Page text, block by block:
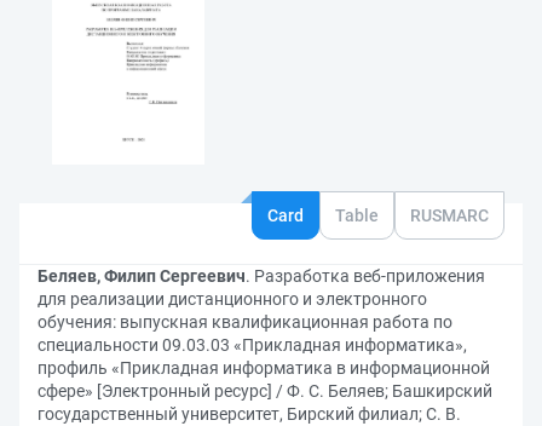
Card Table RUSMARC
Беляев, Филип Сергеевич. Разработка веб-приложения
для реализации дистанционного и электронного
обучения: выпускная квалификационная работа по
специальности 09.03.03 «Прикладная информатика»,
профиль «Прикладная информатика в информационной
сфере» [Электронный ресурс] / Ф. С. Беляев; Башкирский
государственный университет, Бирский филиал; С. В.